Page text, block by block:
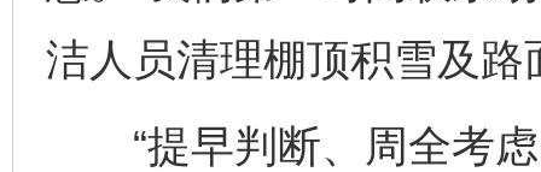
洁人员清理棚顶积雪及路
“提早判断、周全考虑